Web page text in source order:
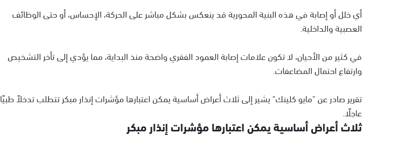
أي خلل أو إصابة في هذه البنية المحورية قد ينعكس بشكل مباشر على الحركة، الإحساس، أو حتى الوظائف
العصبية والداخلية.
في كثير من الأحيان، لا تكون علامات إصابة العمود الفقري واضحة منذ البداية، مما يؤدي إلى تأخر التشخيص
وارتفاع احتمال المضاعفات.
تقرير صادر عن "مايو كلينك" يشير إلى ثلاث أعراض أساسية يمكن اعتبارها مؤشرات إنذار مبكر تتطلب تدخلاً طبيًا
عاجلًا.
ثلاث أعراض أساسية يمكن اعتبارها مؤشرات إنذار مبكر